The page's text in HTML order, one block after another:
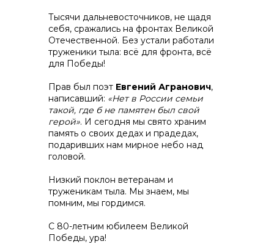
Контакты
+7 (423) 234 50 50
info@vostokcement.ru
Тысячи дальневосточников, не щадя
себя, сражались на фронтах Великой
Отечественной. Без устали работали
труженики тыла: всё для фронта, всё
для Победы!
Прав был поэт Евгений Агранович,
написавший: «Нет в России семьи
такой, где б не памятен был свой
герой». И сегодня мы свято храним
память о своих дедах и прадедах,
подаривших нам мирное небо над
головой.
Низкий поклон ветеранам и
труженикам тыла. Мы знаем, мы
помним, мы гордимся.
С 80-летним юбилеем Великой
Победы, ура!